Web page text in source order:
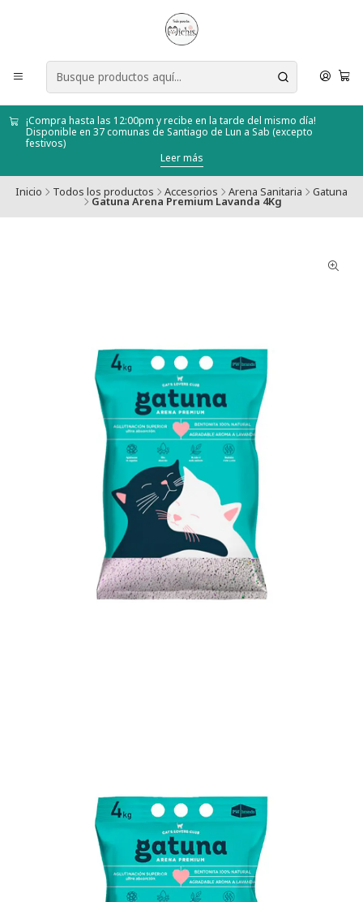
¡Compra hasta las 12:00pm y recibe en la tarde del mismo día!
Disponible en 37 comunas de Santiago de Lun a Sab (excepto
festivos)
Leer más
Inicio Todos los productos Accesorios Arena Sanitaria Gatuna
Gatuna Arena Premium Lavanda 4Kg